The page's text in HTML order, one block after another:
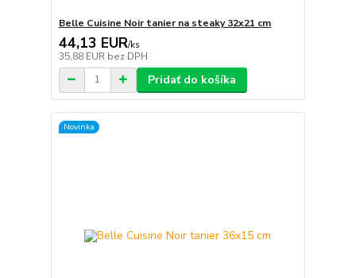
Belle Cuisine Noir tanier na steaky 32x21 cm
44,13 EUR/ks
35,88 EUR bez DPH
Pridať do košíka
Novinka